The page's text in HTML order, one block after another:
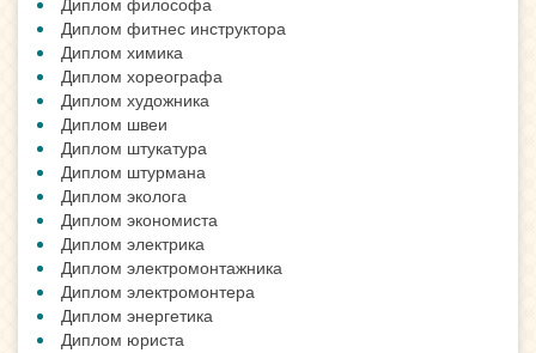
Диплом фитнес инструктора
Диплом химика
Диплом хореографа
Диплом художника
Диплом швеи
Диплом штукатура
Диплом штурмана
Диплом эколога
Диплом экономиста
Диплом электрика
Диплом электромонтажника
Диплом электромонтера
Диплом энергетика
Диплом юриста